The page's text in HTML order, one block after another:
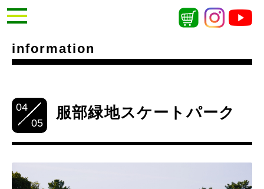
information
04
05
服部緑地スケートパーク